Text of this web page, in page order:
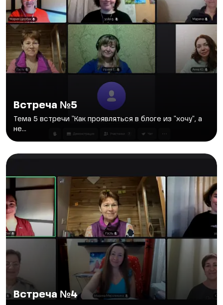
Встреча №5
Тема 5 встречи "Как проявляться в блоге из "хочу", а
не...
Встреча №4